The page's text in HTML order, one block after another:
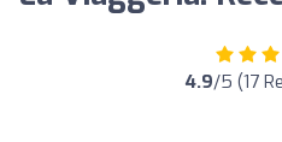
4.9/5 (17